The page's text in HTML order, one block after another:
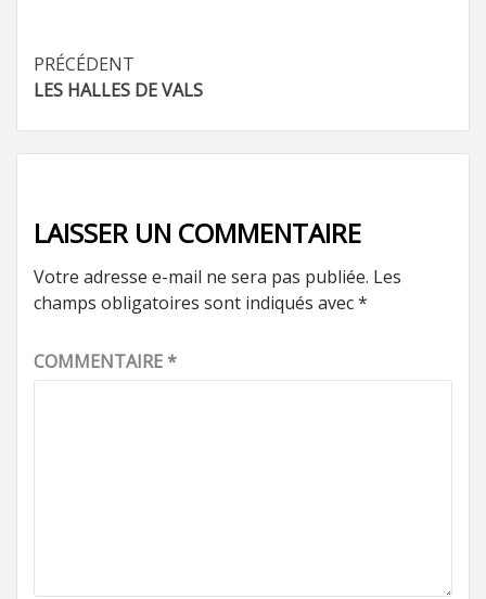
Navigation
d’article
PRÉCÉDENT
LES HALLES DE VALS
LAISSER UN COMMENTAIRE
Votre adresse e-mail ne sera pas publiée. Les
champs obligatoires sont indiqués avec*
COMMENTAIRE*